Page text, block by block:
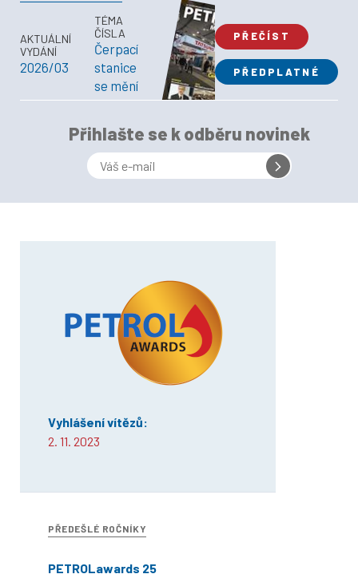
AKTUÁLNÍ
VYDÁNÍ
2026/03
TÉMA
ČÍSLA
Čerpací
stanice
se mění
PŘEČÍST
PŘEDPLATNÉ
Přihlašte se k odběru novinek
Vyhlášení vítězů:
2. 11. 2023
PŘEDEŠLÉ ROČNÍKY
PETROLawards 25